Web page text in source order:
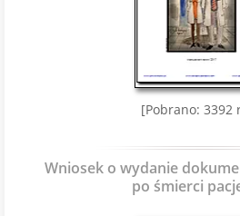
[Pobrano: 3392
Wniosek o wydanie
po śmierci